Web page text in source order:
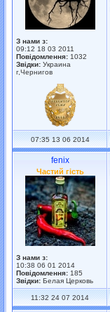
З нами з:
09:12 18 03 2011
Повідомлення: 1032
Звідки: Украина
г,Чернигов
07:35 13 06 2014
fenix
Частий гість
З нами з:
10:38 06 01 2014
Повідомлення: 185
Звідки: Белая Церковь
11:32 24 07 2014